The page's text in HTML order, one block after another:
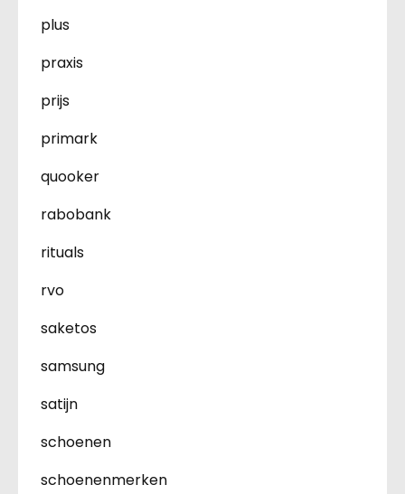
plus
praxis
prijs
primark
quooker
rabobank
rituals
rvo
saketos
samsung
satijn
schoenen
schoenenmerken